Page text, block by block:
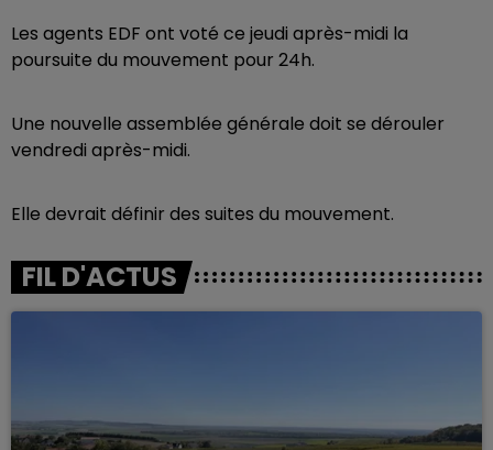
Les agents EDF ont voté ce jeudi après-midi la
poursuite du mouvement pour 24h.
Une nouvelle assemblée générale doit se dérouler
vendredi après-midi.
Elle devrait définir des suites du mouvement.
FIL D'ACTUS